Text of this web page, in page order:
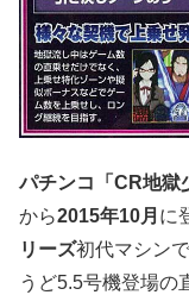
パチンコ「CR地獄
から2015年10月 に
リーズ初代マシン
うど5.5号機登場の